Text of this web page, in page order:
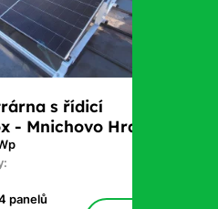
s řídicí
- Mnichovo Hradiště
panelů